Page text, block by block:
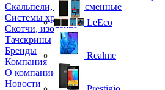
Скальпели, лезвия сменные
Системы хранения
Скотчи, изолента
Тачскрины
Бренды
Компания
О компании
Новости
LeEco
Realme